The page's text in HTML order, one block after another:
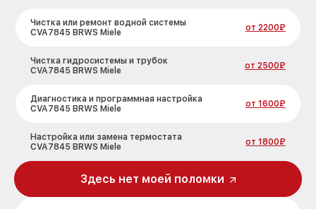
Чистка или ремонт водной системы
CVA7845 BRWS Miele
от 2200₽
Чистка гидросистемы и трубок
CVA7845 BRWS Miele
от 2500₽
Диагностика и программная настройка
CVA7845 BRWS Miele
от 1600₽
Настройка или замена термостата
CVA7845 BRWS Miele
от 1800₽
Ремонт или замена капучинатора
CVA7845 BRWS MieleЗдесь нет моей поломки